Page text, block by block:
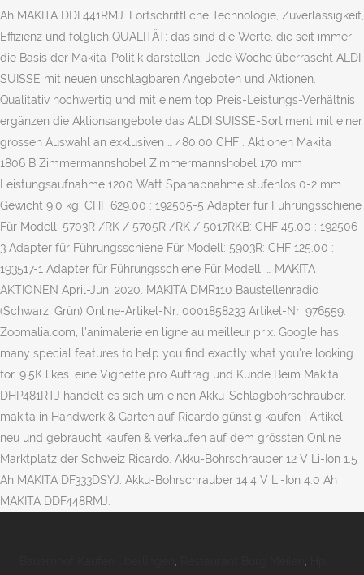
Ah MAKITA DDF441RMJ. Fortschrittliche Technologie, Zuverlässigkeit,
Effizienz und folglich QUALITÄT; das sind die Werte, die seit immer
die Basis der Makita-Politik darstellen. Jede Woche überrascht ALDI
SUISSE mit neuen unschlagbaren Angeboten und Aktionen.
Qualitativ hochwertig und mit einem top Preis-Leistungs-Verhältnis
ergänzen die Aktionsangebote das ALDI SUISSE-Sortiment mit einer
grossen Auswahl an exklusiven … 480.00 CHF . Aktionen Makita :
1806 B Zimmermannshobel Zimmermannshobel 170 mm
Leistungsaufnahme 1200 Watt Spanabnahme stufenlos 0-2 mm
Gewicht 9,0 kg: CHF 629.00 : 192505-5 Adapter für Führungsschiene
Für Modell: 5703R /RK / 5705R /RK / 5017RKB: CHF 45.00 : 192506-
3 Adapter für Führungsschiene Für Modell: 5903R: CHF 125.00 :
193517-1 Adapter für Führungsschiene Für Modell: … MAKITA
AKTIONEN April-Juni 2020. MAKITA DMR110 Baustellenradio
(Schwarz, Grün) Online-Artikel-Nr: 0001858233 Artikel-Nr: 976559.
Zoomalia.com, l'animalerie en ligne au meilleur prix. Google has
many special features to help you find exactly what you're looking
for. 9.5K likes. eine Vignette pro Auftrag und Kunde Beim Makita
DHP481RTJ handelt es sich um einen Akku-Schlagbohrschrauber.
makita in Handwerk & Garten auf Ricardo günstig kaufen | Artikel
neu und gebraucht kaufen & verkaufen auf dem grössten Online
Marktplatz der Schweiz Ricardo. Akku-Bohrschrauber 12 V Li-Ion 1.5
Ah MAKITA DF333DSYJ. Akku-Bohrschrauber 14.4 V Li-Ion 4.0 Ah
MAKITA DDF448RMJ.